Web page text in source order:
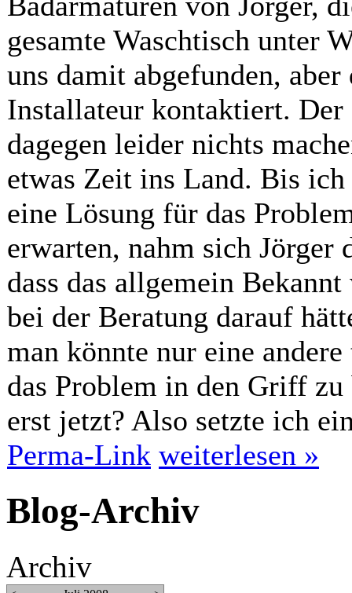
gesamte Waschtisch unter
uns damit abgefunden,
Installateur kontaktiert. Der
dagegen leider nichts
etwas Zeit ins Land. Bis
eine Lösung für das
erwarten, nahm sich Jörger
dass das allgemein
bei der Beratung darauf
man könnte nur eine
das Problem in den Griff
erst jetzt? Also setzte ich
Perma-Link weiterlesen »
Blog-Archiv
Archiv